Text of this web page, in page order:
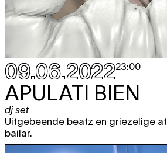
09.06.202223:00
APULATI BIEN
dj set
Uitgebeende beatz en griezelige
bailar.